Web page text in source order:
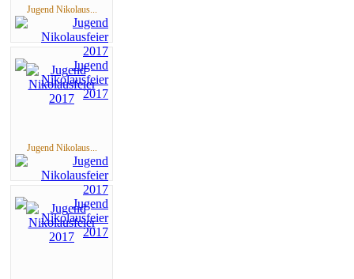
Jugend Nikolaus...
Jugend Nikolaus...